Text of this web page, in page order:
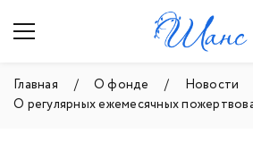
Главная О фонде Новости
О регулярных ежемесячных